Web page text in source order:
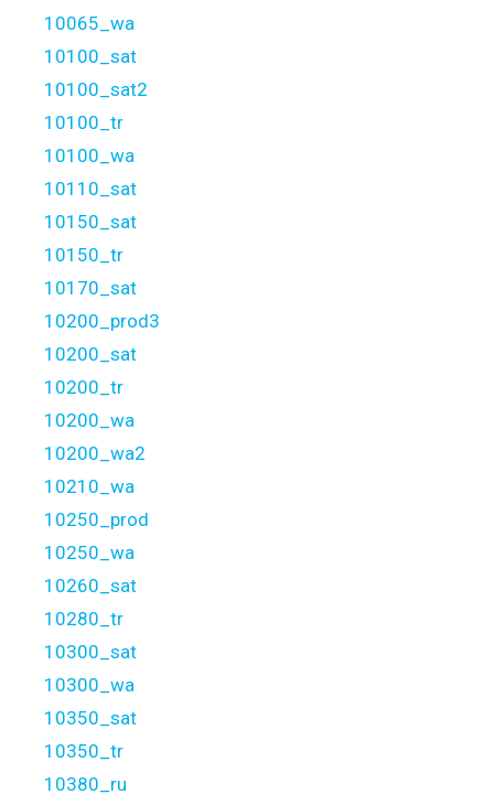
10065_wa
10100_sat
10100_sat2
10100_tr
10100_wa
10110_sat
10150_sat
10150_tr
10170_sat
10200_prod3
10200_sat
10200_tr
10200_wa
10200_wa2
10210_wa
10250_prod
10250_wa
10260_sat
10280_tr
10300_sat
10300_wa
10350_sat
10350_tr
10380_ru